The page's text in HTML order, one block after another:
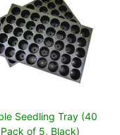
Seedling Tray (40
of 5, Black)